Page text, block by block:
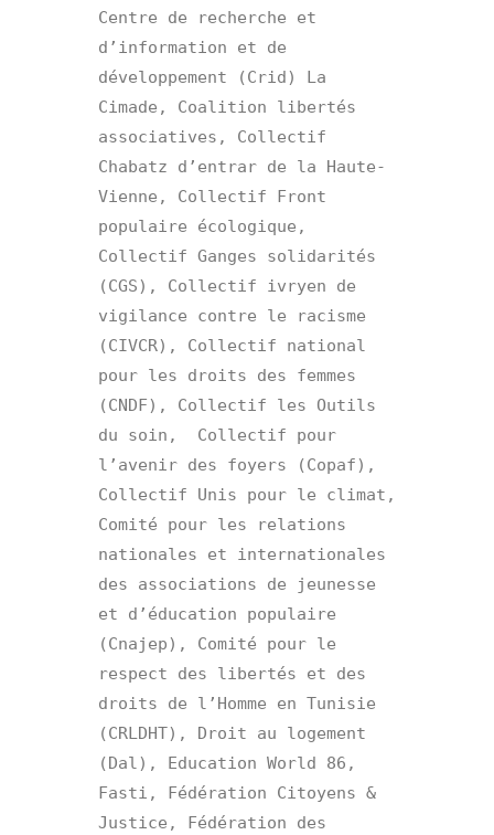
Centre de recherche et
d’information et de
développement (Crid) La
Cimade, Coalition libertés
associatives, Collectif
Chabatz d’entrar de la Haute-
Vienne, Collectif Front
populaire écologique,
Collectif Ganges solidarités
(CGS), Collectif ivryen de
vigilance contre le racisme
(CIVCR), Collectif national
pour les droits des femmes
(CNDF), Collectif les Outils
du soin,  Collectif pour
l’avenir des foyers (Copaf),
Collectif Unis pour le climat,
Comité pour les relations
nationales et internationales
des associations de jeunesse
et d’éducation populaire
(Cnajep), Comité pour le
respect des libertés et des
droits de l’Homme en Tunisie
(CRLDHT), Droit au logement
(Dal), Education World 86,
Fasti, Fédération Citoyens &
Justice, Fédération des